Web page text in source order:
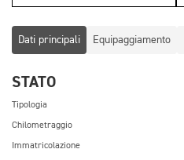
Dati principali Equipaggiamento
STATO
Tipologia
Chilometraggio
Immatricolazione